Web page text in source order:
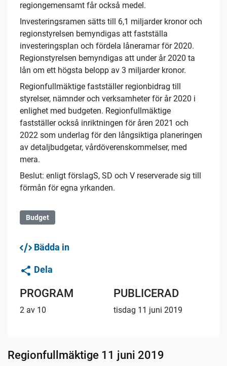
regiongemensamt får också medel.
Investeringsramen sätts till 6,1 miljarder kronor och
regionstyrelsen bemyndigas att fastställa
investeringsplan och fördela låneramar för 2020.
Regionstyrelsen bemyndigas att under år 2020 ta
lån om ett högsta belopp av 3 miljarder kronor.
Regionfullmäktige fastställer regionbidrag till
styrelser, nämnder och verksamheter för år 2020 i
enlighet med budgeten. Regionfullmäktige
fastställer också inriktningen för åren 2021 och
2022 som underlag för den långsiktiga planeringen
av detaljbudgetar, vårdöverenskommelser, med
mera.
Beslut: enligt förslagS, SD och V reserverade sig till
förmån för egna yrkanden.
Budget
Bädda in
Dela
PROGRAM
2 av 10
PUBLICERAD
tisdag 11 juni 2019
Regionfullmäktige 11 juni 2019